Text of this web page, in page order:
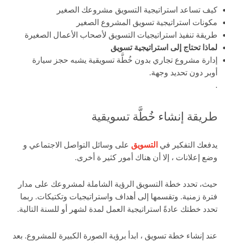
كيف تساعد استراتيجية التسويق مشروعك الصغير
مكونات استراتيجية تسويق المشروع الصغير
طريقة تنفيذ استراتيجيات التسويق لأصحاب الأعمال الصغيرة
لماذا تحتاج إلى استراتيجية تسويق
إدارة مشروع تجاري بدون خُطَّة تسويقية يشبه حجز سيارة
أوبر دون تحديد وجهة.
.
طريقة إنشاء خُطَّة تسويقية
يدفعك التفكير في التسويق على وسائل التواصل الاجتماعي و
وضع إعلانات ، إلا أن هناك أمور كثير ة أخرى.
حيث، تحدد خطة التسويق الرؤية الشاملة لمشروعك على مدار
فترة زمنية. وتقسمها إلى أهداف واستراتيجيات وتكتيكات. ربما
تحدد خطتك عادةً استراتيجية العمل لمدة لشهر أو للسنة التالية.
عند إنشاء خطة تسويق ، ابدأ برؤية الصورة الكبيرة للمشروع. بعد